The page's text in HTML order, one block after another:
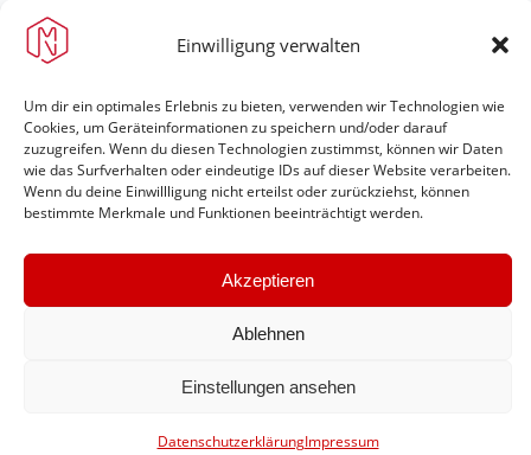
Einwilligung verwalten
Um dir ein optimales Erlebnis zu bieten, verwenden wir Technologien wie
Cookies, um Geräteinformationen zu speichern und/oder darauf
zuzugreifen. Wenn du diesen Technologien zustimmst, können wir Daten
wie das Surfverhalten oder eindeutige IDs auf dieser Website verarbeiten.
Wenn du deine Einwillligung nicht erteilst oder zurückziehst, können
bestimmte Merkmale und Funktionen beeinträchtigt werden.
Akzeptieren
Ablehnen
Einstellungen ansehen
DatenschutzerklärungImpressum
Feuerwehr Maring-Noviand
#immerda
Schnellinks